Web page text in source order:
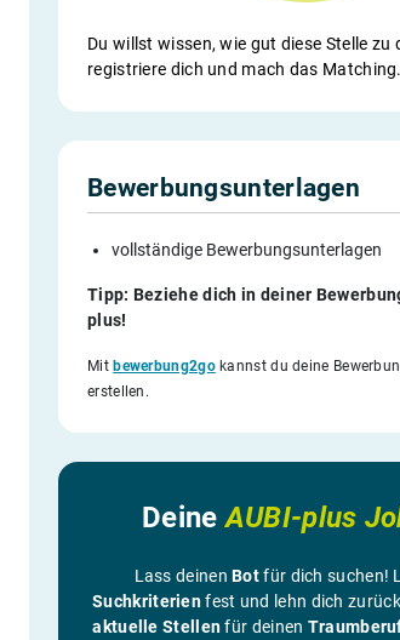
Du willst wissen, wie gut diese Stelle zu
registriere dich und mach das
Bewerbungsunterlagen
vollständige Bewerbungsunterlagen
Tipp: Beziehe dich in deiner
plus!
Mitbewerbung2gokannst du deine
erstellen.
DeineAUBI-plus
Lass deinenBotfür dich suchen!
Suchkriterienfest und lehn dich
aktuelle Stellenfür deinen